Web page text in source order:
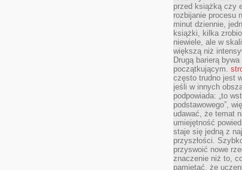
przed książką czy
rozbijanie procesu
minut dziennie,
książki, kilka
niewiele, ale w
większą niż
Drugą barierą
początkującym.
często trudno jest
jeśli w innych
podpowiada: „to
podstawowego”,
udawać, że temat
umiejętność
staje się jedną z
przyszłości.
przyswoić nowe
znaczenie niż to,
pamiętać, że